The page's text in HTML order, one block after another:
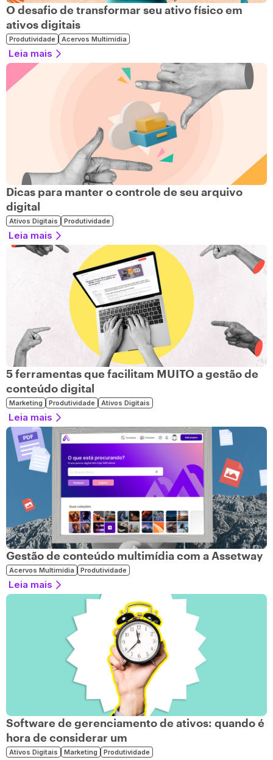
O desafio de transformar seu ativo físico em
ativos digitais
Produtividade Acervos Multimídia
Leia mais
Dicas para manter o controle de seu arquivo
digital
Ativos Digitais Produtividade
Leia mais
5 ferramentas que facilitam MUITO a gestão de
conteúdo digital
Marketing Produtividade Ativos Digitais
Leia mais
Gestão de conteúdo multimídia com a Assetway
Acervos Multimídia Produtividade
Leia mais
Software de gerenciamento de ativos: quando é
hora de considerar um
Ativos Digitais Marketing Produtividade